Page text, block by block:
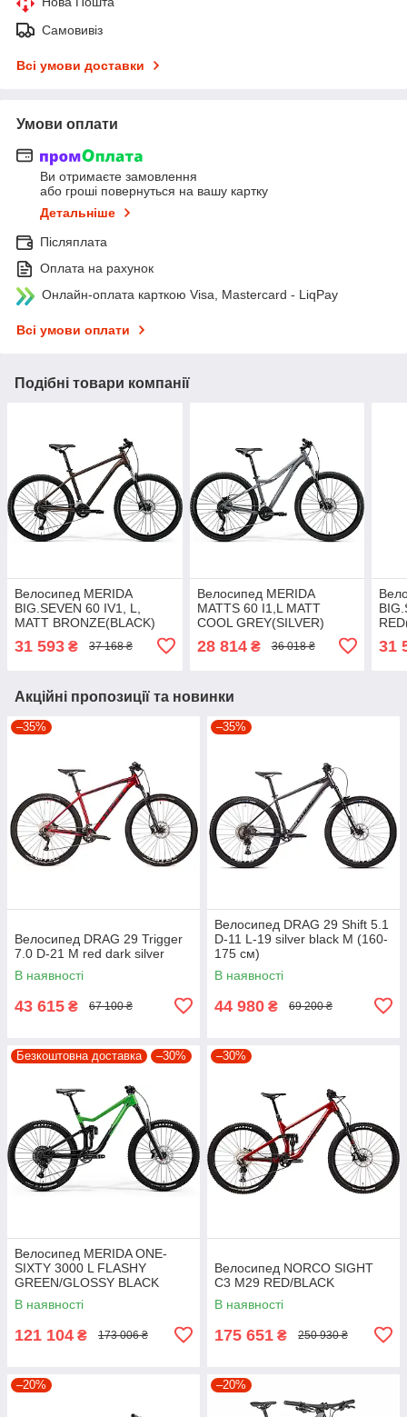
Самовивіз
Всі умови доставки
Умови оплати
Ви отримаєте замовлення
або гроші повернуться на вашу картку
Детальніше
Післяплата
Оплата на рахунок
Онлайн-оплата карткою Visa, Mastercard - LiqPay
Всі умови оплати
Подібні товари компанії
Велосипед MERIDA
BIG.SEVEN 60 IV1, L,
MATT BRONZE(BLACK)
31 593 ₴ 37 168 ₴
Велосипед MERIDA
MATTS 60 I1,L MATT
COOL GREY(SILVER)
28 814₴ 36 018 ₴ 31
Акційні пропозиції та новинки
–35%
Велосипед DRAG 29 Trigger
7.0 D-21 M red dark silver
В наявності
43 615 ₴ 67 100 ₴
–35%
Велосипед DRAG 29 Shift 5.1
D-11 L-19 silver black M (160-
175 см)
В наявності
44 980 ₴ 69 200 ₴
Безкоштовна доставка –30%
Велосипед MERIDA ONE-
SIXTY 3000 L FLASHY
GREEN/GLOSSY BLACK
В наявності
121 104 ₴ 173 006 ₴
–30%
Велосипед NORCO SIGHT
C3 M29 RED/BLACK
В наявності
175 651 ₴ 250 930 ₴
–20% –20%